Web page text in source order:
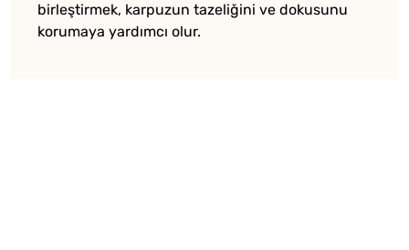
birleştirmek, karpuzun tazeliğini ve dokusunu
korumaya yardımcı olur.